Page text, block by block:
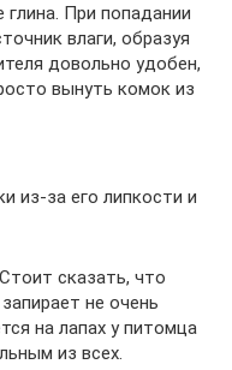
При попадании
влаги, образуя
довольно удобен,
вынуть комок из
из-за его липкости и
сказать, что
не очень
на лапах у питомца
из всех.